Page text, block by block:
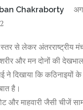
Chakraborty
से लेकर अंतरराष्ट्रीय
और मन दोनों की
ने दिखाया कि कठिनाइयों
है।
और माहवारी जैसी चीजें